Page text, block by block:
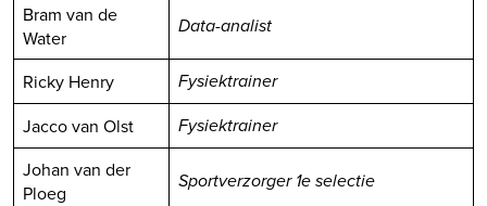
Bram van de
Water
Data-analist
Ricky Henry Fysiektrainer
Jacco van Olst Fysiektrainer
Johan van der
Ploeg
Sportverzorger 1e selectie